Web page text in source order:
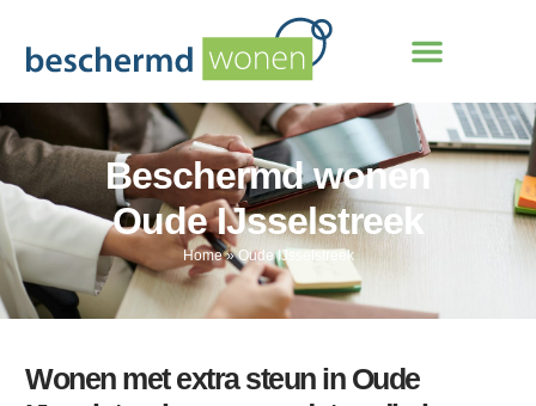
Beschermd wonen
Oude IJsselstreek
Home»Oude IJsselstreek
Wonen met extra steun in Oude